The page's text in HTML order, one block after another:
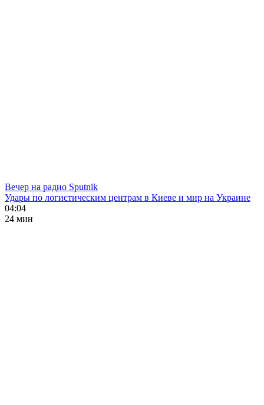
Вечер на радио Sputnik
Удары по логистическим центрам в Киеве и мир на Украине
04:04
24 мин